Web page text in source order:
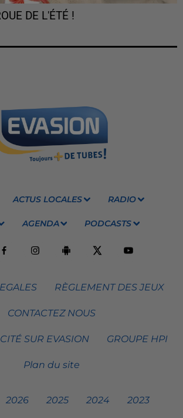
DE L'ÉTÉ !
ACTUS LOCALES RADIO
AGENDA PODCASTS
RÈGLEMENT DES JEUX
CONTACTEZ NOUS
SUR EVASION GROUPE HPI
Plan du site
2026 2025 2024 2023